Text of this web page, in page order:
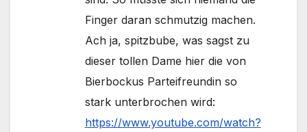
Finger daran schmutzig machen.
Ach ja, spitzbube, was sagst zu
dieser tollen Dame hier die von
Bierbockus Parteifreundin so
stark unterbrochen wird:
https://www.youtube.com/watch?